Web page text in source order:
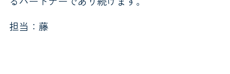
担当：藤